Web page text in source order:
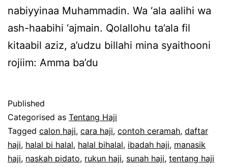
nabiyyinaa Muhammadin. Wa ‘ala aalihi wa
ash-haabihi ‘ajmain. Qolallohu ta’ala fil
kitaabil aziz, a’udzu billahi mina syaithooni
rojiim: Amma ba’du
Published
Categorised as Tentang Haji
Tagged calon haji, cara haji, contoh ceramah, daftar
haji, halal bi halal, halal bihalal, ibadah haji, manasik
haji, naskah pidato, rukun haji, sunah haji, tentang haji